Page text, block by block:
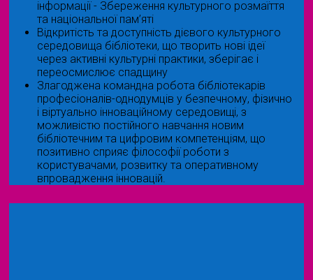
інформації - Збереження культурного розмаїття
та національної пам’яті
Відкритість та доступність дієвого культурного
середовища бібліотеки, що творить нові ідеї
через активні культурні практики, зберігає і
переосмислює спадщину
Злагоджена командна робота бібліотекарів
професіоналів-однодумців у безпечному, фізично
і віртуально інноваційному середовищі, з
можливістю постійного навчання новим
бібліотечним та цифровим компетенціям, що
позитивно сприяє філософії роботи з
користувачами, розвитку та оперативному
впровадження інновацій.